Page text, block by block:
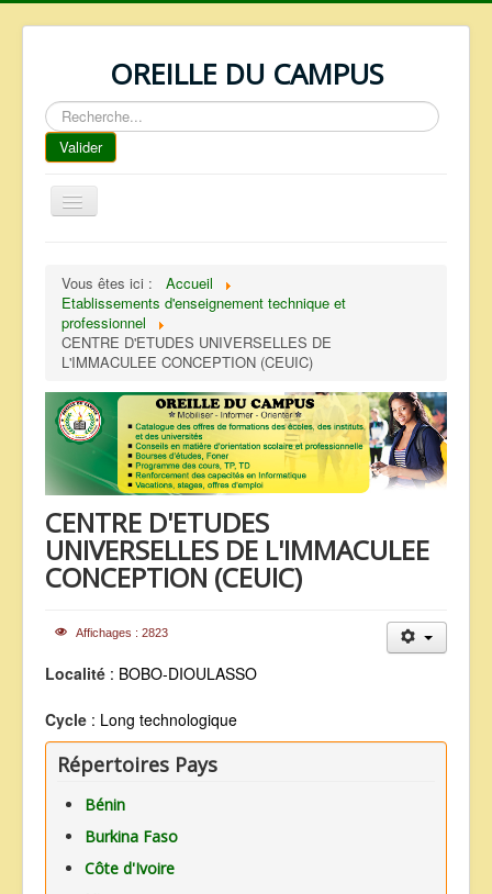
OREILLE DU CAMPUS
Rechercher
Valider
Basculer
la
REPERTOIRE
QUI SOMMES NOUS ?
NOS SERVICES
FAQ
CONTACTS
TELECHARGEMENTS
ANNONCES
Vous êtes ici :
Accueil
Etablissements d'enseignement technique et
professionnel
CENTRE D'ETUDES UNIVERSELLES DE
L'IMMACULEE CONCEPTION (CEUIC)
CENTRE D'ETUDES
UNIVERSELLES DE L'IMMACULEE
CONCEPTION (CEUIC)
Affichages : 2823
Localité : BOBO-DIOULASSO
Cycle : Long technologique
Répertoires Pays
Bénin
Burkina Faso
Côte d'Ivoire